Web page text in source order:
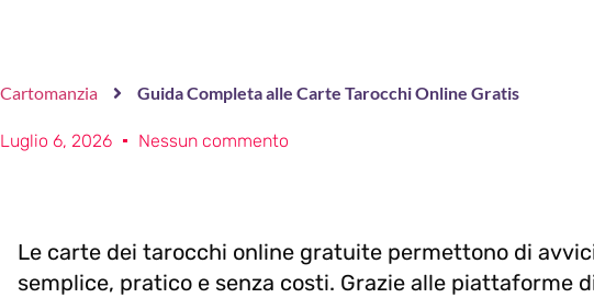
Cartomanzia Guida Completa alle Carte Tarocchi Online Gratis
Luglio 6, 2026 Nessun commento
Le carte dei tarocchi online gratuite permettono di
semplice, pratico e senza costi. Grazie alle piattaforme